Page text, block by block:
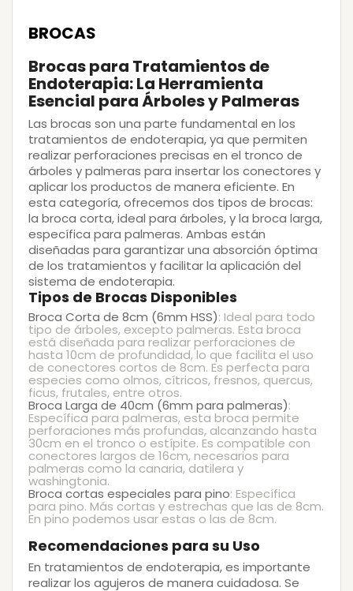
BROCAS
Brocas para Tratamientos de
Endoterapia: La Herramienta
Esencial para Árboles y Palmeras
Las brocas son una parte fundamental en los
tratamientos de endoterapia, ya que permiten
realizar perforaciones precisas en el tronco de
árboles y palmeras para insertar los conectores y
aplicar los productos de manera eficiente. En
esta categoría, ofrecemos dos tipos de brocas:
la broca corta, ideal para árboles, y la broca larga,
específica para palmeras. Ambas están
diseñadas para garantizar una absorción óptima
de los tratamientos y facilitar la aplicación del
sistema de endoterapia.
Tipos de Brocas Disponibles
Broca Corta de 8cm (6mm HSS): Ideal para todo
tipo de árboles, excepto palmeras. Esta broca
está diseñada para realizar perforaciones de
hasta 10cm de profundidad, lo que facilita el uso
de conectores cortos de 8cm. Es perfecta para
especies como olmos, cítricos, fresnos, quercus,
ficus, frutales, entre otros.
Broca Larga de 40cm (6mm para palmeras):
Específica para palmeras, esta broca permite
perforaciones más profundas, alcanzando hasta
30cm en el tronco o estípite. Es compatible con
conectores largos de 16cm, necesarios para
palmeras como la canaria, datilera y
washingtonia.
Broca cortas especiales para pino: Específica
para pino. Más cortas y estrechas que las de 8cm.
En pino podemos usar estas o las de 8cm.
Recomendaciones para su Uso
En tratamientos de endoterapia, es importante
realizar los agujeros de manera cuidadosa. Se